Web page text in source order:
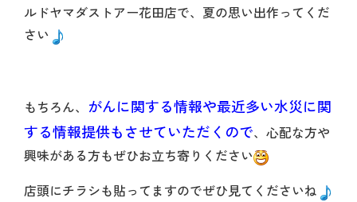
ルドヤマダストアー花田店で、夏の思い出作ってくだ
さい
もちろん、 がんに関する情報や最近多い水災に関
する情報提供もさせていただくので、心配な方や
興味がある方もぜひお立ち寄りください
店頭にチラシも貼ってますのでぜひ見てくださいね